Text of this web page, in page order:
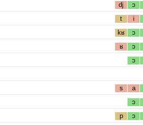
dj ɔ
t i
kʁ ɔ
ʁ ɔ
ɔ
s a
ɔ
p ɔ